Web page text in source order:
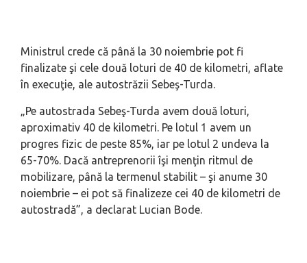
Ministrul crede că până la 30 noiembrie pot fi
finalizate şi cele două loturi de 40 de kilometri, aflate
în execuţie, ale autostrăzii Sebeş-Turda.
„Pe autostrada Sebeş-Turda avem două loturi,
aproximativ 40 de kilometri. Pe lotul 1 avem un
progres fizic de peste 85%, iar pe lotul 2 undeva la
65-70%. Dacă antreprenorii îşi menţin ritmul de
mobilizare, până la termenul stabilit – şi anume 30
noiembrie – ei pot să finalizeze cei 40 de kilometri de
autostradă”, a declarat Lucian Bode.